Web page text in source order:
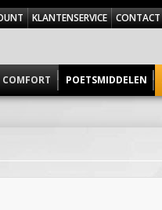
KLANTENSERVICE CONTACT
COMFORT POETSMIDDELEN